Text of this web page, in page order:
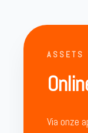
ASSETS
Via onze